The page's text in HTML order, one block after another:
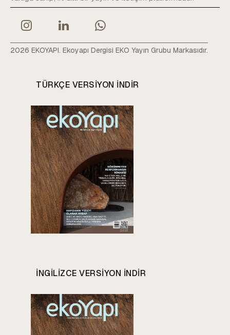
2026 EKOYAPI. Ekoyapı Dergisi EKO Yayın Grubu Markasıdır.
TÜRKÇE VERSIYON INDIR
INGILIZCE VERSIYON INDIR